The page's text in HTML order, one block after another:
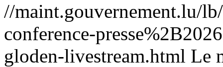
//maint.gouvernement.lu/
conference-
gloden-livestream.html Le